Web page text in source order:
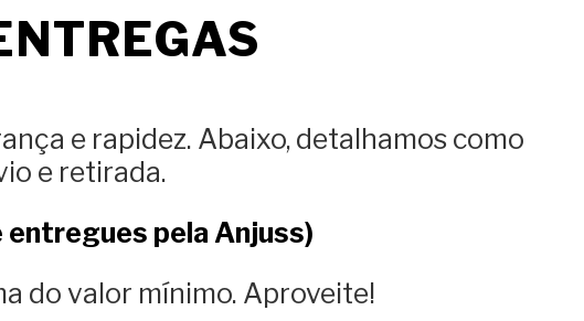
e rapidez. Abaixo, detalhamos como
e retirada.
entregues pela Anjuss)
do valor mínimo. Aproveite!